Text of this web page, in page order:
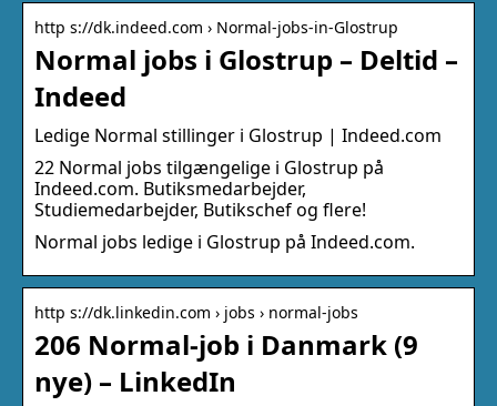
http s://dk.indeed.com › Normal-jobs-in-Glostrup
Normal jobs i Glostrup – Deltid –
Indeed
Ledige Normal stillinger i Glostrup | Indeed.com
22 Normal jobs tilgængelige i Glostrup på
Indeed.com. Butiksmedarbejder,
Studiemedarbejder, Butikschef og flere!
Normal jobs ledige i Glostrup på Indeed.com.
http s://dk.linkedin.com › jobs › normal-jobs
206 Normal-job i Danmark (9
nye) – LinkedIn